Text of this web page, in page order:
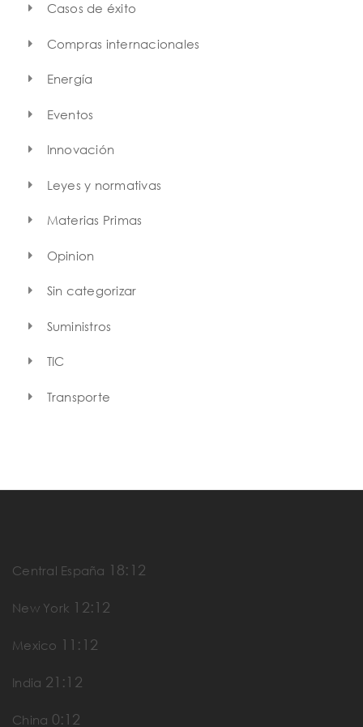
Casos de éxito
Compras internacionales
Energía
Eventos
Innovación
Leyes y normativas
Materias Primas
Opinion
Sin categorizar
Suministros
TIC
Transporte
Central España 18:12
New York 12:12
Mexico 11:12
India 21:12
China 0:12